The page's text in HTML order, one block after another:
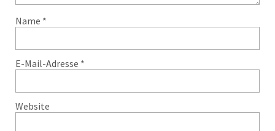
Name *
E-Mail-Adresse *
Website